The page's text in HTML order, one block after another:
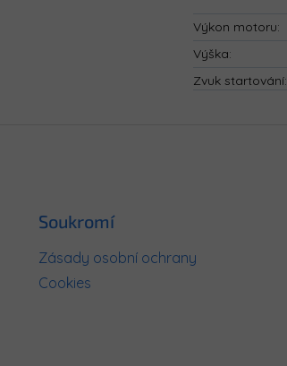
Výkon motoru:
Výška:
Zvuk startování:
Soukromí
Zásady osobní ochrany
Cookies